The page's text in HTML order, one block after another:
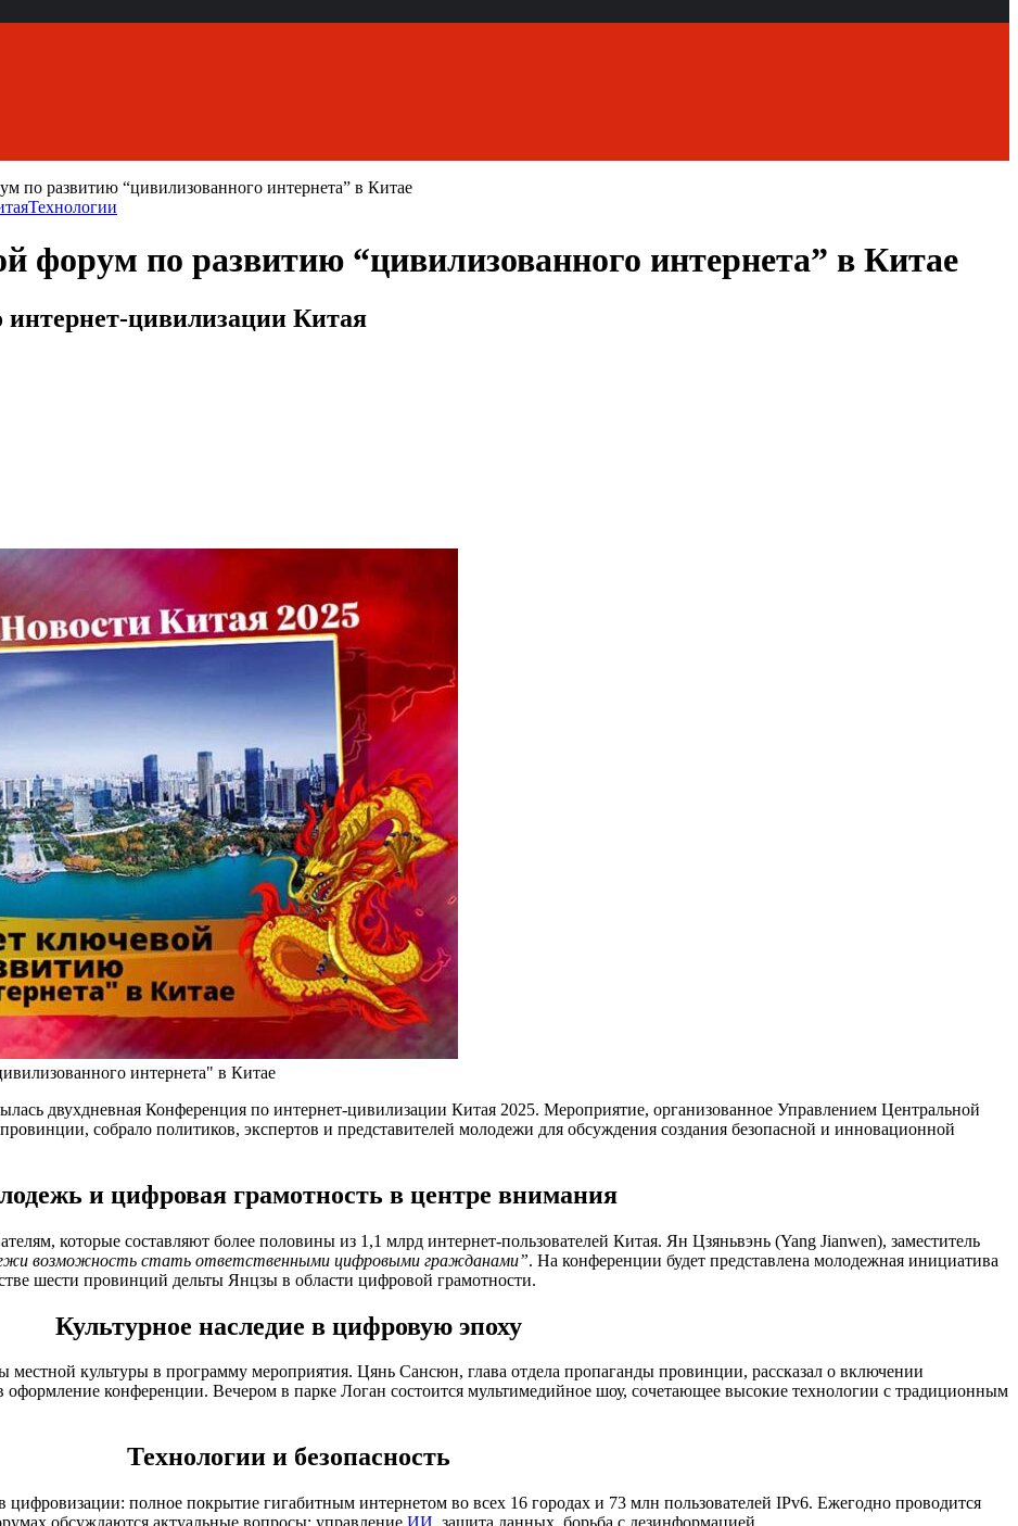
по развитию “цивилизованного интернета” в Китае
Технологии
форум по развитию “цивилизованного интернета” в Китае
цивилизации Китая
интернета" в Китае
двухдневная Конференция по интернет-цивилизации Китая 2025. Мероприятие, организованное Управлением Центральной
собрало политиков, экспертов и представителей молодежи для обсуждения создания безопасной и инновационной
и цифровая грамотность в центре внимания
которые составляют более половины из 1,1 млрд интернет-пользователей Китая. Ян Цзяньвэнь (Yang Jianwen), заместитель
возможность стать ответственными цифровыми гражданами”. На конференции будет представлена молодежная инициатива
шести провинций дельты Янцзы в области цифровой грамотности.
Культурное наследие в цифровую эпоху
культуры в программу мероприятия. Цянь Сансюн, глава отдела пропаганды провинции, рассказал о включении
конференции. Вечером в парке Логан состоится мультимедийное шоу, сочетающее высокие технологии с традиционным
Технологии и безопасность
полное покрытие гигабитным интернетом во всех 16 городах и 73 млн пользователей IPv6. Ежегодно проводится